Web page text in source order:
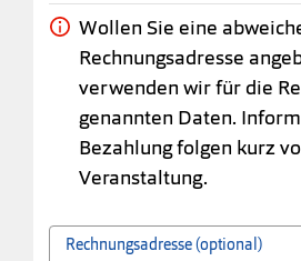
Wollen Sie eine
Rechnungsadresse
verwenden wir für die
genannten Daten.
Bezahlung folgen kurz
Veranstaltung.
Rechnungsadresse (optional)